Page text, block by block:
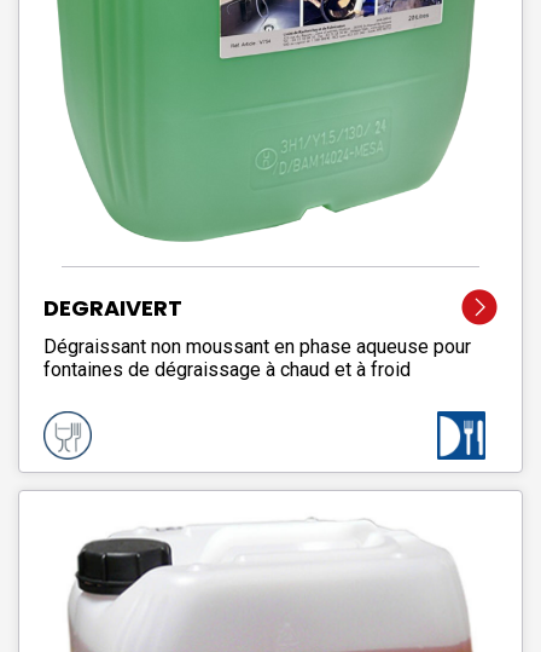
DEGRAIVERT
Dégraissant non moussant en phase aqueuse pour
fontaines de dégraissage à chaud et à froid